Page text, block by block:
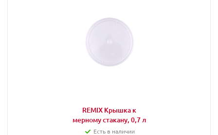
REMIX Крышка к
мерному стакану, 0,7 л
Есть в наличии